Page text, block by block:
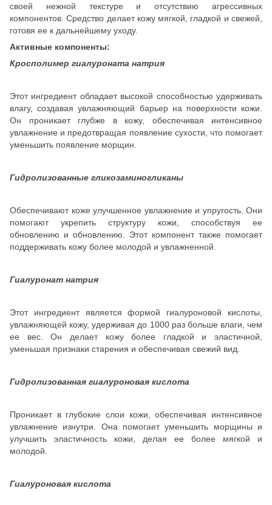
своей нежной текстуре и отсутствию агрессивных
компонентов. Средство делает кожу мягкой, гладкой и свежей,
готовя ее к дальнейшему уходу.
Активные компоненты:
Кросполимер гиалуроната натрия
Этот ингредиент обладает высокой способностью удерживать
влагу, создавая увлажняющий барьер на поверхности кожи.
Он проникает глубже в кожу, обеспечивая интенсивное
увлажнение и предотвращая появление сухости, что помогает
уменьшить появление морщин.
Гидролизованные гликозаминогликаны
Обеспечивают коже улучшенное увлажнение и упругость. Они
помогают укрепить структуру кожи, способствуя ее
обновлению и обновлению. Этот компонент также помогает
поддерживать кожу более молодой и увлажненной.
Гиалуронат натрия
Этот ингредиент является формой гиалуроновой кислоты,
увлажняющей кожу, удерживая до 1000 раз больше влаги, чем
ее вес. Он делает кожу более гладкой и эластичной,
уменьшая признаки старения и обеспечивая свежий вид.
Гидролизованная гиалуроновая кислота
Проникает в глубокие слои кожи, обеспечивая интенсивное
увлажнение изнутри. Она помогает уменьшить морщины и
улучшить эластичность кожи, делая ее более мягкой и
молодой.
Гиалуроновая кислота